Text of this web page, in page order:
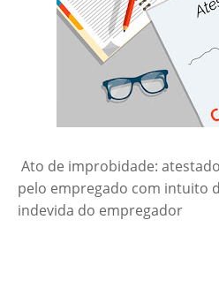
Ato de improbidade:
pelo empregado com intuito
indevida do empregador